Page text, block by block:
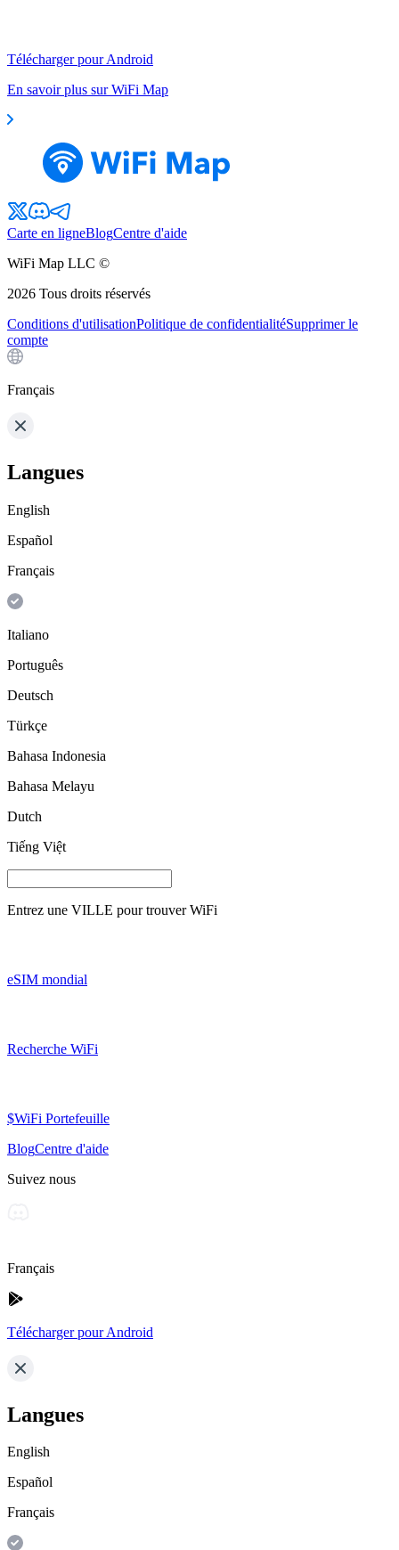
Télécharger pour Android
En savoir plus sur WiFi Map
Carte en ligneBlogCentre d'aide
WiFi Map LLC ©
2026 Tous droits réservés
Conditions d'utilisationPolitique de confidentialitéSupprimer le
compte
Français
Langues
English
Español
Français
Italiano
Português
Deutsch
Türkçe
Bahasa Indonesia
Bahasa Melayu
Dutch
Tiếng Việt
Entrez une VILLE pour trouver WiFi
eSIM mondial
Recherche WiFi
$WiFi Portefeuille
BlogCentre d'aide
Suivez nous
Français
Télécharger pour Android
Langues
English
Español
Français